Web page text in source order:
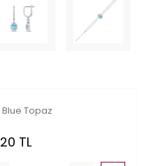
Blue Topaz
TL